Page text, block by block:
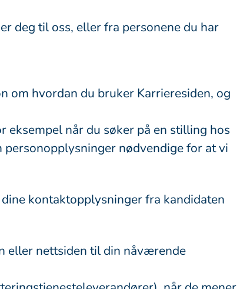
deg til oss, eller fra personene du har
om hvordan du bruker Karrieresiden, og
når du søker på en stilling hos
nødvendige for at vi
kontaktopplysninger fra kandidaten
eller nettsiden til din nåværende